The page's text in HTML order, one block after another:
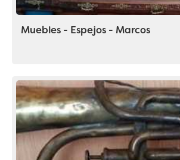
Muebles - Espejos - Marcos